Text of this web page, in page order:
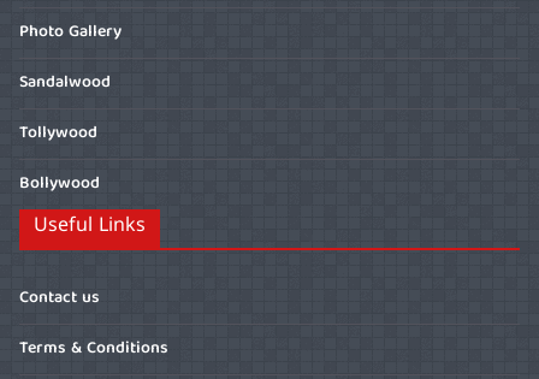
Photo Gallery
Sandalwood
Tollywood
Bollywood
Useful Links
Contact us
Terms & Conditions